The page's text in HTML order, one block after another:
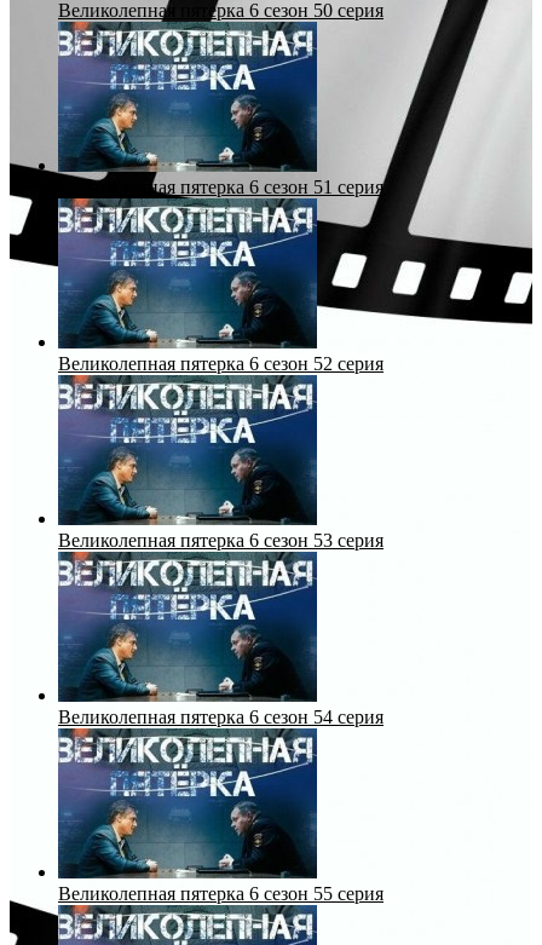
Великолепная пятерка 6 сезон 50 серия
Великолепная пятерка 6 сезон 51 серия
Великолепная пятерка 6 сезон 52 серия
Великолепная пятерка 6 сезон 53 серия
Великолепная пятерка 6 сезон 54 серия
Великолепная пятерка 6 сезон 55 серия